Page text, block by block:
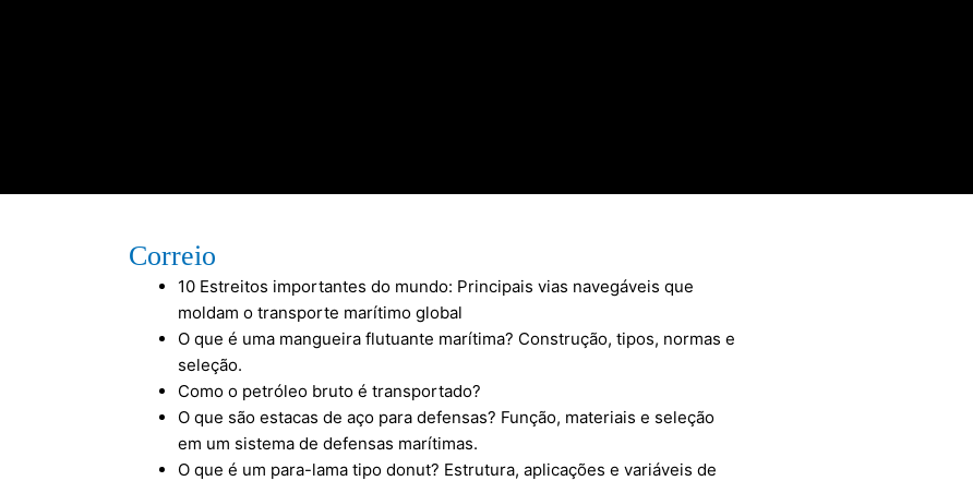
Correio
10 Estreitos importantes do mundo: Principais vias navegáveis que
moldam o transporte marítimo global
O que é uma mangueira flutuante marítima? Construção, tipos, normas e
seleção.
Como o petróleo bruto é transportado?
O que são estacas de aço para defensas? Função, materiais e seleção
em um sistema de defensas marítimas.
O que é um para-lama tipo donut? Estrutura, aplicações e variáveis de